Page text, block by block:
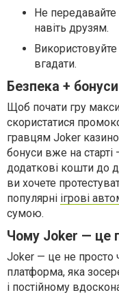
Не передавайте
навіть друзям.
вгадати.
Безпека +
Щоб почати гру
скористатися
гравцям Joker
бонуси вже на
додаткові кошти до
ви хочете
популярні ігрові
сумою.
Чому Joker — це
Joker — це не просто
платформа, яка
і постійному